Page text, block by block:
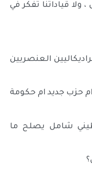
ولا قياداتنا تفكر في
العنصريين
حزب جديد ام حكومة
شامل يصلح ما